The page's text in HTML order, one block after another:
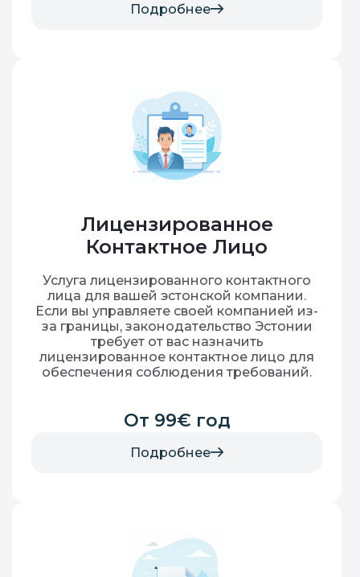
Подробнее
Лицензированное
Контактное Лицо
Услуга лицензированного контактного
лица для вашей эстонской компании.
Если вы управляете своей компанией из-
за границы, законодательство Эстонии
требует от вас назначить
лицензированное контактное лицо для
обеспечения соблюдения требований.
От 99€ год
Подробнее